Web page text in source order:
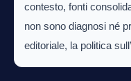
contesto, fonti
non sono diagnosi né
editoriale, la politica